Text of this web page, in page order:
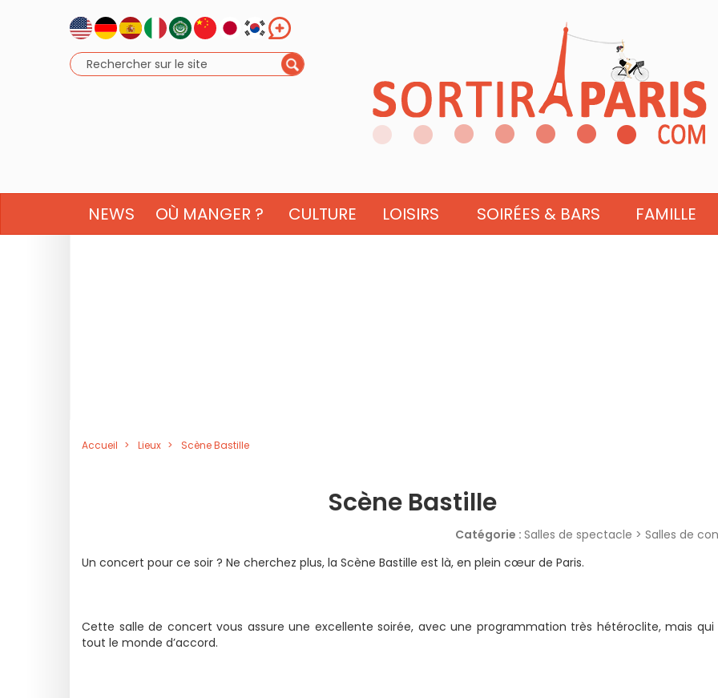
NEWS OÙ MANGER ? CULTURE LOISIRS SOIRÉES & BARS FAMILLE
Accueil Lieux Scène Bastille
Scène Bastille
Catégorie : Salles de spectacle > Salles de
Un concert pour ce soir ? Ne cherchez plus, la Scène Bastille est là, en plein cœur de Paris.
Cette salle de concert vous assure une excellente soirée, avec une programmation très hétéroclite, mais
tout le monde d’accord.